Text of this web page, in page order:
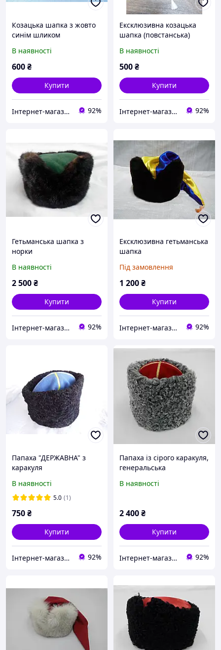
Козацька шапка з жовто
синім шликом
В наявності
600₴
Купити
Інтернет-магазин ГЕТЬМАН 92%
Ексклюзивна козацька
шапка (повстанська)
В наявності
500₴
Купити
Інтернет-магазин ГЕТЬМАН 92%
Гетьманська шапка з
норки
В наявності
2 500₴
Купити
Інтернет-магазин ГЕТЬМАН 92%
Ексклюзивна гетьманська
шапка
Під замовлення
1 200₴
Купити
Інтернет-магазин ГЕТЬМАН 92%
Папаха "ДЕРЖАВНА" з
каракуля
В наявності
5.0 (1)
750₴
Купити
Інтернет-магазин ГЕТЬМАН 92%
Папаха із сірого каракуля,
генеральська
В наявності
2 400₴
Купити
Інтернет-магазин ГЕТЬМАН 92%